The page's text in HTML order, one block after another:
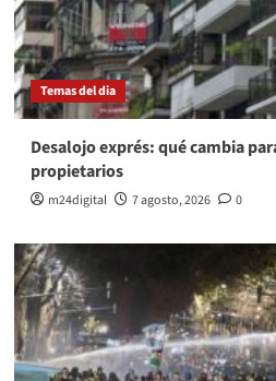
Temas del dia
Desalojo exprés: qué cambia
propietarios
m24digital 7 agosto, 2026 0